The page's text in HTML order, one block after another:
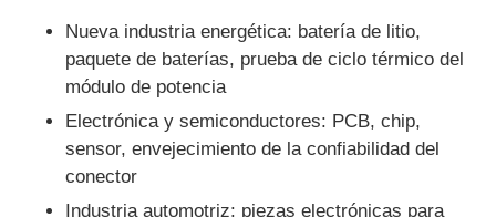
Máquina de prueba de impacto
Máquina de prueba de la abrasión
equipo de prueba de goma
Nueva industria energética: batería de litio,
paquete de baterías, prueba de ciclo térmico del
módulo de potencia
Electrónica y semiconductores: PCB, chip,
sensor, envejecimiento de la confiabilidad del
conector
Industria automotriz: piezas electrónicas para